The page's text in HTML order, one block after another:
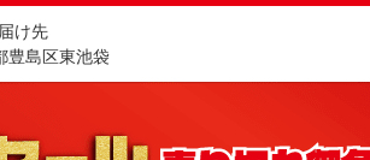
け先
豊島区東池袋